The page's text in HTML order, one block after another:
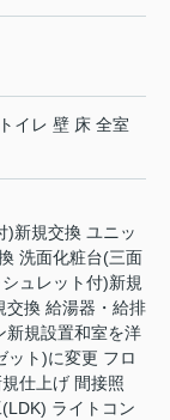
イレ 壁 床 全室
)新規交換 ユニッ
洗面化粧台(三面
ュレット付)新規
交換 給湯器・給排
新規設置和室を洋
ット)に変更 フロ
仕上げ 間接照
ライトコン